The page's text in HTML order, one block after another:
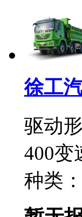
徐工
驱动
400变
种类：